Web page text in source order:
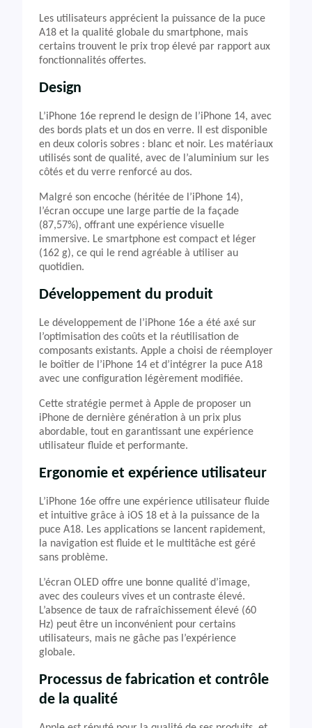
Les utilisateurs apprécient la puissance de la puce
A18 et la qualité globale du smartphone, mais
certains trouvent le prix trop élevé par rapport aux
fonctionnalités offertes.
Design
L’iPhone 16e reprend le design de l’iPhone 14, avec
des bords plats et un dos en verre. Il est disponible
en deux coloris sobres : blanc et noir. Les matériaux
utilisés sont de qualité, avec de l’aluminium sur les
côtés et du verre renforcé au dos.
Malgré son encoche (héritée de l’iPhone 14),
l’écran occupe une large partie de la façade
(87,57%), offrant une expérience visuelle
immersive. Le smartphone est compact et léger
(162 g), ce qui le rend agréable à utiliser au
quotidien.
Développement du produit
Le développement de l’iPhone 16e a été axé sur
l’optimisation des coûts et la réutilisation de
composants existants. Apple a choisi de réemployer
le boîtier de l’iPhone 14 et d’intégrer la puce A18
avec une configuration légèrement modifiée.
Cette stratégie permet à Apple de proposer un
iPhone de dernière génération à un prix plus
abordable, tout en garantissant une expérience
utilisateur fluide et performante.
Ergonomie et expérience utilisateur
L’iPhone 16e offre une expérience utilisateur fluide
et intuitive grâce à iOS 18 et à la puissance de la
puce A18. Les applications se lancent rapidement,
la navigation est fluide et le multitâche est géré
sans problème.
L’écran OLED offre une bonne qualité d’image,
avec des couleurs vives et un contraste élevé.
L’absence de taux de rafraîchissement élevé (60
Hz) peut être un inconvénient pour certains
utilisateurs, mais ne gâche pas l’expérience
globale.
Processus de fabrication et contrôle
de la qualité